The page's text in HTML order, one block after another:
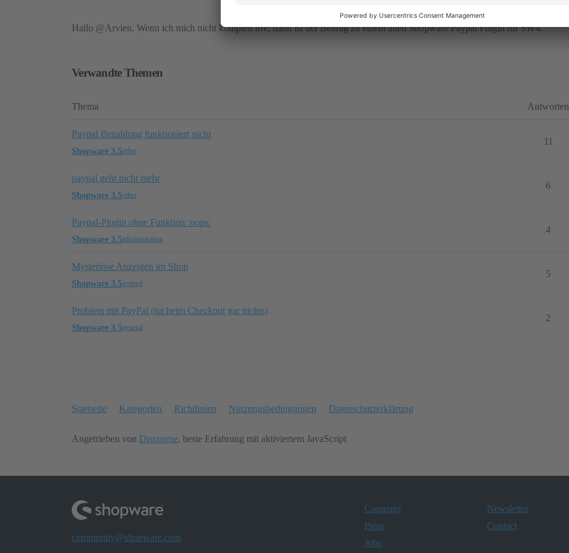
Hallo @Arvien‍. Wenn ich mich nicht komplett irre, dann ist der Beitrag zu einem alten Shopware Paypal Plugin für SW4.
Verwandte Themen
Thema Antworten
Paypal Bezahlung funktioniert nicht
Shopware 3.5other
11
paypal geht nicht mehr
Shopware 3.5other
6
Paypal-Plugin ohne Funktion :oops:
Shopware 3.5administration
4
Mysteriöse Anzeigen im Shop
Shopware 3.5general
5
Problem mit PayPal (tut beim Checkout gar nichts)
Shopware 3.5general
2
Startseite Kategorien Richtlinien Nutzungsbedingungen Datenschutzerklärung
Angetrieben von Discourse, beste Erfahrung mit aktiviertem JavaScript
community@shopware.com
Company
Press
Jobs
Newsletter
Contact